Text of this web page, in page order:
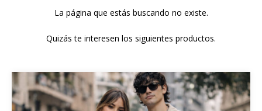
La página que estás buscando no existe.
Quizás te interesen los siguientes productos.